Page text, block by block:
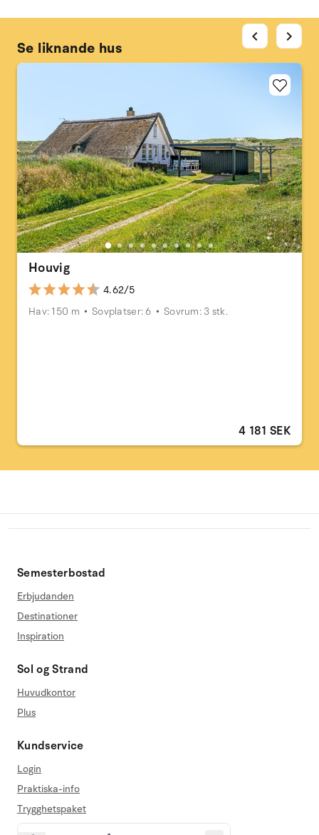
Se liknande hus
Houvig
4.62/5
Hav: 150 m
Sovplatser: 6 Sovrum: 3 stk.
4 181 SEK
chevron_left chevron_right
Semesterbostad
Erbjudanden
Destinationer
Inspiration
Sol og Strand
Huvudkontor
Plus
Kundservice
Login
Praktiska-info
Trygghetspaket